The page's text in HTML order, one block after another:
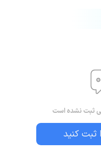
ثبت نشده است
ثبت کنید